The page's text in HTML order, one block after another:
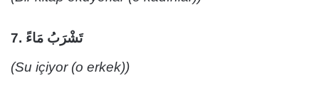
7. تَشْرَبُ مَاءً
(Su içiyor (o erkek))